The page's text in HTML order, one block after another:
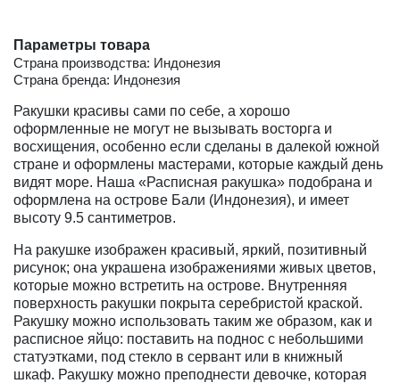
Параметры товара
Страна производства: Индонезия
Страна бренда: Индонезия
Ракушки красивы сами по себе, а хорошо
оформленные не могут не вызывать восторга и
восхищения, особенно если сделаны в далекой южной
стране и оформлены мастерами, которые каждый день
видят море. Наша «Расписная ракушка» подобрана и
оформлена на острове Бали (Индонезия), и имеет
высоту 9.5 сантиметров.
На ракушке изображен красивый, яркий, позитивный
рисунок; она украшена изображениями живых цветов,
которые можно встретить на острове. Внутренняя
поверхность ракушки покрыта серебристой краской.
Ракушку можно использовать таким же образом, как и
расписное яйцо: поставить на поднос с небольшими
статуэтками, под стекло в сервант или в книжный
шкаф. Ракушку можно преподнести девочке, которая